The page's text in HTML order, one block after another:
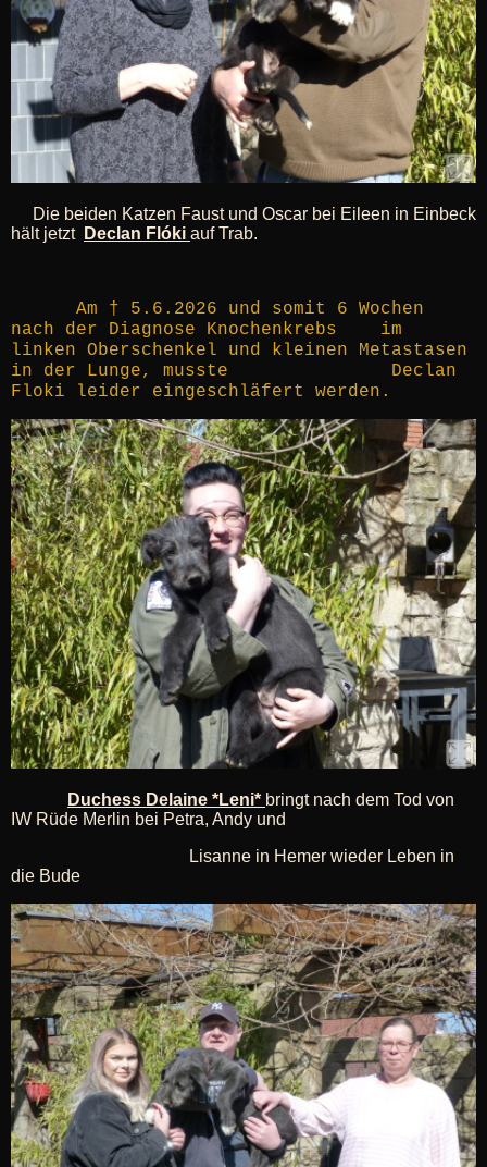
Die beiden Katzen Faust und Oscar bei Eileen in Einbeck
hält jetzt Declan Flóki auf Trab.
Am † 5.6.2026 und somit 6 Wochen
nach der Diagnose Knochenkrebs im
linken Oberschenkel und kleinen Metastasen
in der Lunge, musste Declan
Floki leider eingeschläfert werden.
Duchess Delaine *Leni* bringt nach dem Tod von
IW Rüde Merlin bei Petra, Andy und
Lisanne in Hemer wieder Leben in
die Bude